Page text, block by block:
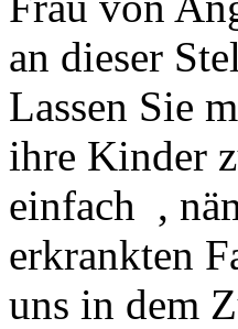
an dieser
Lassen Sie
ihre Kinder
einfach ,
erkrankten
uns in dem